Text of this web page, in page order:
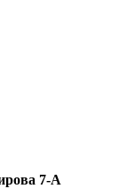
7-А